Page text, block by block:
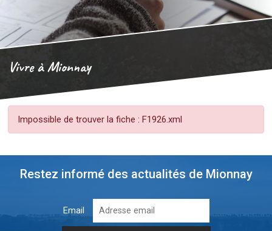
Vivre à Mionnay
Impossible de trouver la fiche : F1926.xml
Restez informé des actualités de Mionnay
Email